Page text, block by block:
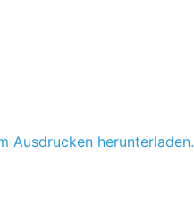
Ausdrucken herunterladen.